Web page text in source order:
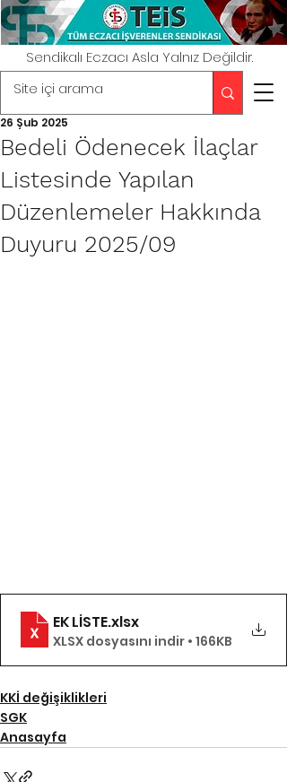
Sendikalı Eczacı Asla Yalnız Değildir.
Bedeli Ödenecek İlaçlar
Listesinde Yapılan
Düzenlemeler Hakkında
Duyuru 2025/09
26 Şub 2025
EK LİSTE.xlsx
XLSX dosyasını indir • 166KB
KKİ değişiklikleri
SGK
Anasayfa